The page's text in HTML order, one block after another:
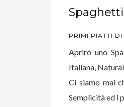
Spaghetti
PRIMI PIATTI DI
Aprirò uno
Italiana,
Ci siamo mai
Semplicità ed i